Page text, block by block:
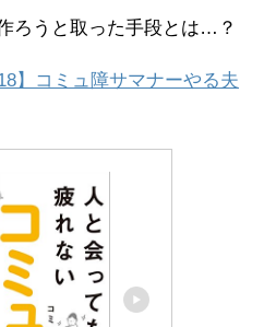
ろうと取った手段とは…？
】コミュ障サマナーやる夫